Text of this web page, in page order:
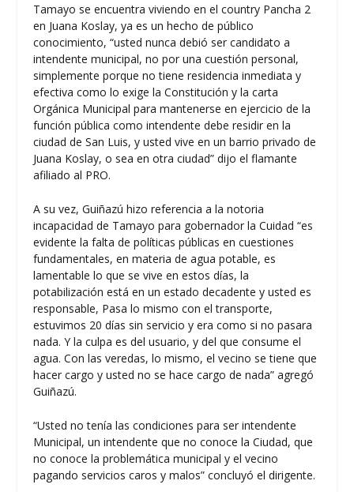
Tamayo se encuentra viviendo en el country Pancha 2
en Juana Koslay, ya es un hecho de público
conocimiento, “usted nunca debió ser candidato a
intendente municipal, no por una cuestión personal,
simplemente porque no tiene residencia inmediata y
efectiva como lo exige la Constitución y la carta
Orgánica Municipal para mantenerse en ejercicio de la
función pública como intendente debe residir en la
ciudad de San Luis, y usted vive en un barrio privado de
Juana Koslay, o sea en otra ciudad” dijo el flamante
afiliado al PRO.
A su vez, Guiñazú hizo referencia a la notoria
incapacidad de Tamayo para gobernador la Cuidad “es
evidente la falta de políticas públicas en cuestiones
fundamentales, en materia de agua potable, es
lamentable lo que se vive en estos días, la
potabilización está en un estado decadente y usted es
responsable, Pasa lo mismo con el transporte,
estuvimos 20 días sin servicio y era como si no pasara
nada. Y la culpa es del usuario, y del que consume el
agua. Con las veredas, lo mismo, el vecino se tiene que
hacer cargo y usted no se hace cargo de nada” agregó
Guiñazú.
“Usted no tenía las condiciones para ser intendente
Municipal, un intendente que no conoce la Ciudad, que
no conoce la problemática municipal y el vecino
pagando servicios caros y malos” concluyó el dirigente.